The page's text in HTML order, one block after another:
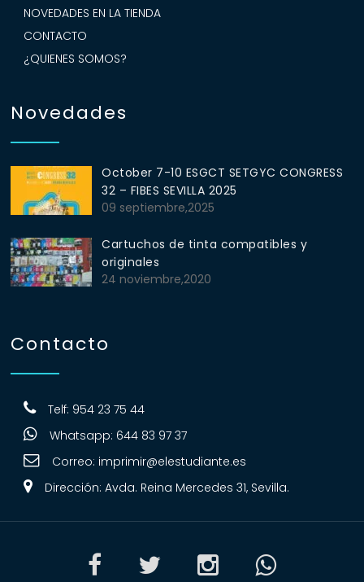
NOVEDADES EN LA TIENDA
CONTACTO
¿QUIENES SOMOS?
Novedades
October 7-10 ESGCT SETGYC CONGRESS
32 – FIBES SEVILLA 2025
09 septiembre,2025
Cartuchos de tinta compatibles y
originales
24 noviembre,2020
Contacto
Telf: 954 23 75 44
Whatsapp: 644 83 97 37
Correo: imprimir@elestudiante.es
Dirección: Avda. Reina Mercedes 31, Sevilla.